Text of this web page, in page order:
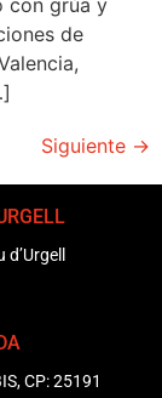
con grúa y
de
Siguiente →
CP: 25191